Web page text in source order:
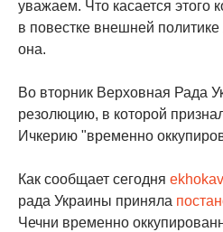
уважаем. Что касается этого
в повестке внешней
она.
Во вторник Верховная Рада
резолюцию, в которой
Ичкерию "временно
Как сообщает сегодня
рада Украины приняла
Чечни временно